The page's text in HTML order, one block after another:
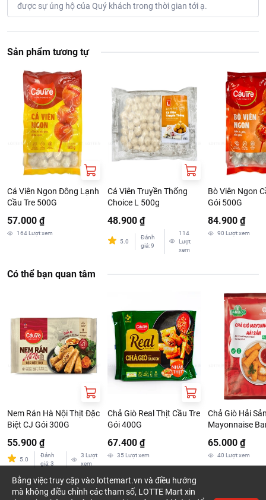
được sự ủng hộ của Quý khách trong thời gian tới ạ.
Sản phẩm tương tự
Cá Viên Ngon Đông Lạnh
Cầu Tre 500G
57.000 ₫
164Lượt xem
Cá Viên Truyền Thống
Choice L 500g
48.900 ₫
5.0
Đánh
giá:9
114
Lượt
xem
Bò Viên Ngon
Gói 500G
84.900 ₫
90 Lượt xem
Có thể bạn quan tâm
Nem Rán Hà Nội Thịt Đặc
Biệt CJ Gói 300G
55.900 ₫
5.0
Đánh
giá:3
3 Lượt
xem
Chả Giò Real Thịt Cầu Tre
Gói 400G
67.400 ₫
35Lượt xem
Chả Giò Hải
Mayonnaise
65.000 ₫
40 Lượt xem
Bằng việc truy cập vào lottemart.vn và điều hướng
mà không điều chỉnh các tham số, LOTTE Mart xin